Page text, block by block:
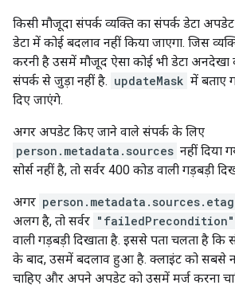
किसी मौजूदा संपर्क व्यक्ति का संपर्क डेटा
डेटा में कोई बदलाव नहीं किया जाएगा. जिस
करनी है उसमें मौजूद ऐसा कोई भी डेटा अनदेखा
संपर्क से जुड़ा नहीं है. updateMask में बताए
दिए जाएंगे.
अगर अपडेट किए जाने वाले संपर्क के लिए
person.metadata.sources नहीं दिया
सोर्स नहीं है, तो सर्वर 400 कोड वाली गड़बड़ी
अगर person.metadata.sources.etag
अलग है, तो सर्वर "failedPrecondition"
वाली गड़बड़ी दिखाता है. इससे पता चलता है कि
के बाद, उसमें बदलाव हुआ है. क्लाइंट को सबसे
चाहिए और अपने अपडेट को उसमें मर्ज करना